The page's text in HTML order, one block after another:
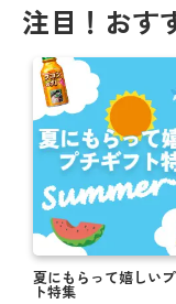
注目！おす
夏にもらって嬉しい
ト特集